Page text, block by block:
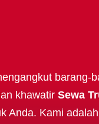
barang-
khawatir Sewa
Anda. Kami